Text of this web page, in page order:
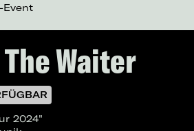
Waiter
2024"
Event